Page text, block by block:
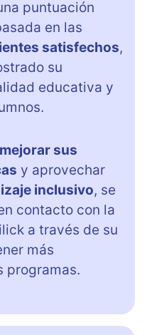
puntuación
en las
satisfechos,
su
educativa y
mejorar sus
y aprovechar
inclusivo, se
contacto con la
a través de su
más
programas.